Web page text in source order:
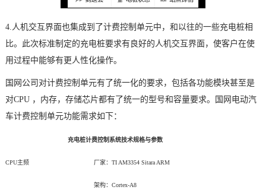
4.人机交互界面也集成到了计费控制单元中，和以往的一些充电桩相
比。此次标准制定的充电桩要求有良好的人机交互界面，使客户在使
用过程中能够有更人性化操作。
国网公司对计费控制单元有了统一化的要求，包括各功能模块甚至是
对CPU ，内存，存储芯片都有了统一的型号和容量要求。国网电动汽
车计费控制单元功能需求如下：
充电桩计费控制系统技术规格与参数
CPU主频 厂家：TI AM3354 Sitara ARM
架构： Cortex-A8